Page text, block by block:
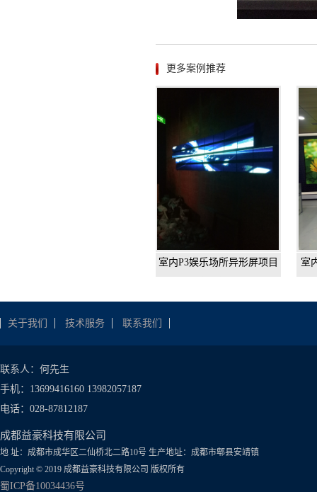
更多案例推荐
室内压铸铝结构P1.5全彩色
室
关于我们 技术服务 联系我们
联系人：何先生
手机：13699416160 13982057187
电话：028-87812187
成都益豪科技有限公司
地 址：成都市成华区二仙桥北二路10号 生产地址：成都市郫县安靖镇
Copyright © 2019 成都益豪科技有限公司 版权所有
蜀ICP备10034436号